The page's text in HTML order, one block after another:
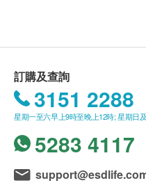
β2微球蛋白檢測
婦科檢查 重點項目
人類乳頭瘤病毒（簡
白帶常規檢查
薄層細胞學檢測 (適合
如套餐含有C13呼氣
抗生素,鉍制劑、質
個月敏感藥物。
檢前3天 不要服用對
體檢當日
廢。
體檢時, 如果遇到醫
體檢可安排醫護人員
如果商戶頁面與體檢
文、英文三個版本有
訂購及查詢
3151 2288
星期一至六早上9時至晚上12時; 星期日
5283 4117